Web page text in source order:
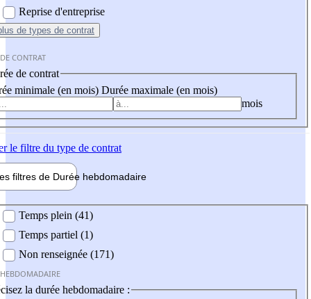
Reprise d'entreprise
de types de contrat
CONTRAT
de contrat
minimale (en mois) Durée maximale (en mois)
mois
le filtre du type de contrat
filtres de Durée hebdomadaire
Temps plein (41)
Temps partiel (1)
Non renseignée (171)
la durée hebdomadaire :